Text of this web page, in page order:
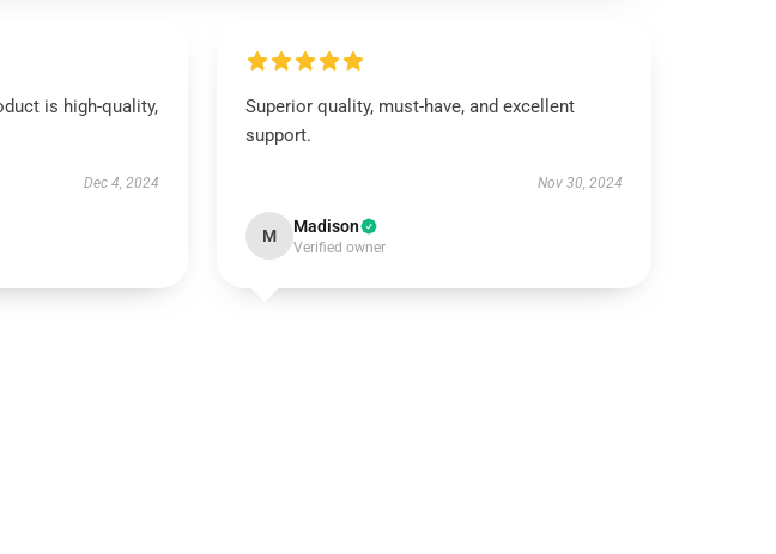
is high-quality,
Dec 4, 2024
Superior quality, must-have, and excellent
support.
Nov 30, 2024
M Madison
Verified owner